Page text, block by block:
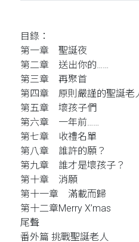
目錄：
第一章 聖誕夜
第二章 送出你的……
第三章 再聚首
第四章 原則嚴謹的聖誕老
第五章 壞孩子們
第六章 一年前……
第七章 收禮名單
第八章 誰許的願？
第九章 誰才是壞孩子？
第十章 消願
第十一章 滿載而歸
第十二章Merry X’mas
尾聲
番外篇 挑戰聖誕老人